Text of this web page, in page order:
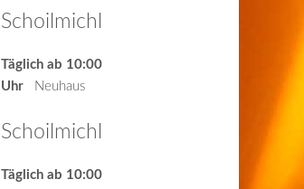
Schoilmichl
Täglich ab 10:00
Uhr
Neuhaus
Schoilmichl
Täglich ab 10:00